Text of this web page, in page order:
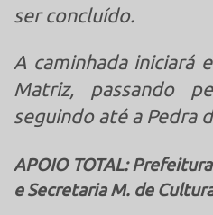
ser concluído.
A caminhada iniciará
Matriz, passando
seguindo até a Pedra
APOIO TOTAL:
e Secretaria M. de